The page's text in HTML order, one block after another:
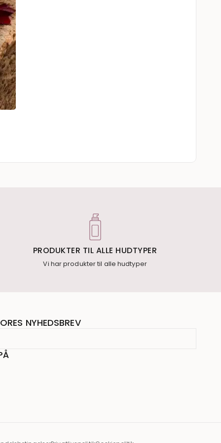
PRODUKTER TIL ALLE HUDTYPER
Vi har produkter til alle hudtyper
NYHEDSBREV